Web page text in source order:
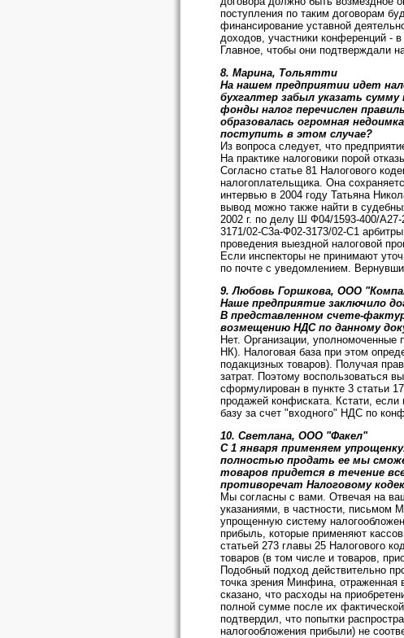
поступления по таким договорам
финансирование уставной
доходов, участники конференций -
Главное, чтобы они подтверждали
8. Марина, Тольятти
На нашем предприятии идет
бухгалтер забыл указать
фонды налог перечислен
образовалась огромная
поступить в этом случае?
Из вопроса следует, что
На практике налоговики порой
Согласно статье 81 Налогового
налогоплательщика. Она
интервью в 2004 году Татьяна
вывод можно также найти в
2002 г. по делу Ш Ф04/1593-400/А27-
3171/02-С3а-Ф02-3173/02-С1
проведения выездной налоговой
Если инспекторы не принимают
по почте с уведомлением.
9. Любовь Горшкова, ООО
Наше предприятие заключило
В представленном счете-
возмещению НДС по данному
Нет. Организации,
НК). Налоговая база при этом
подакцизных товаров). Получая
затрат. Поэтому воспользоваться
сформулирован в пункте 3 статьи
продажей конфиската. Кстати, если
базу за счет "входного" НДС по
10. Светлана, ООО "Факел"
С 1 января применяем
полностью продать ее мы
товаров придется в течение
противоречат Налоговому
Мы согласны с вами. Отвечая на
указаниями, в частности, письмом
упрощенную систему
прибыль, которые применяют
статьей 273 главы 25 Налогового
товаров (в том числе и товаров,
Подобный подход действительно
точка зрения Минфина, отраженная
сказано, что расходы на
полной сумме после их
подтвердил, что попытки
налогообложения прибыли) не